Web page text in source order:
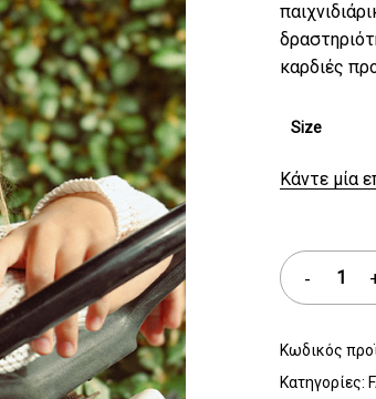
καρδιές
Size
Κάντε μία
Κωδικός
Κατηγορίες: